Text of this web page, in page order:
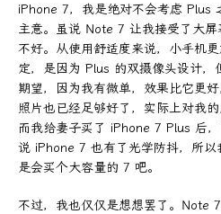
iPhone 7，我是绝对不会考虑 Plus
主意。虽说 Note 7 让我接受了大
不好。从使用舒适度来说，小手机
定，是因为 Plus 的双摄像头设计，
期望，因为我有微单，效果比它更
照片也已经足够好了，实际上对我
而我给妻子买了 iPhone 7 Plus 后
说 iPhone 7 也有了光学防抖，所以
是会买个大容量的 7 吧。
不过，我也仅仅是想想罢了。Note